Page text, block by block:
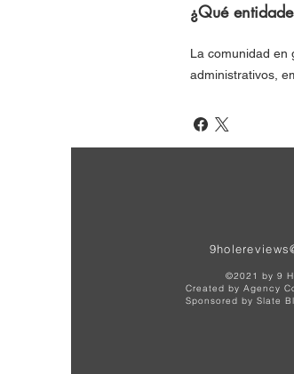
¿Qué
La comunidad en
administrativos,
©2021 by 9
Created by Agency
Sponsored by Slate